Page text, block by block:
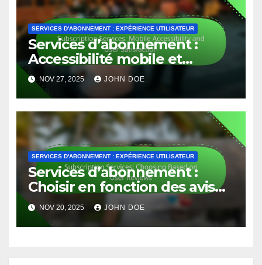
SERVICES D'ABONNEMENT : EXPÉRIENCE UTILISATEUR
Services d’abonnement :
Accessibilité mobile et
satisfaction des utilisateurs
NOV 27, 2025 JOHN DOE
SERVICES D'ABONNEMENT : EXPÉRIENCE UTILISATEUR
Services d’abonnement :
Choisir en fonction des avis
des utilisateurs
NOV 20, 2025 JOHN DOE